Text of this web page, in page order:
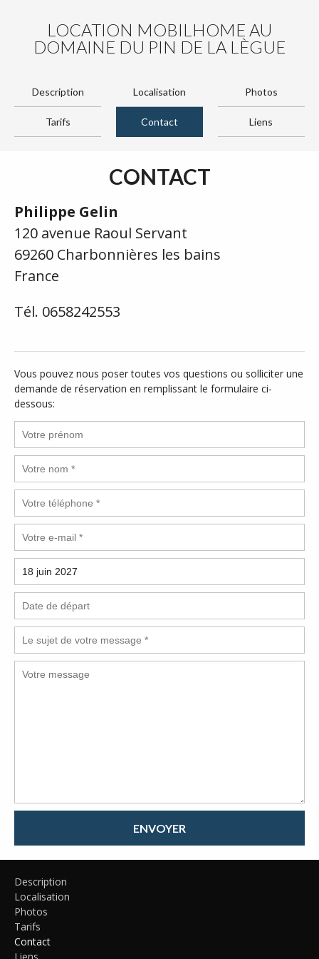
LOCATION MOBILHOME AU
DOMAINE DU PIN DE LA LÈGUE
Description Localisation Photos
Tarifs Contact Liens
CONTACT
Philippe Gelin
120 avenue Raoul Servant
69260 Charbonnières les bains
France
Tél. 0658242553
Vous pouvez nous poser toutes vos questions ou solliciter une
demande de réservation en remplissant le formulaire ci-
dessous:
ENVOYER
Description
Localisation
Photos
Tarifs
Contact